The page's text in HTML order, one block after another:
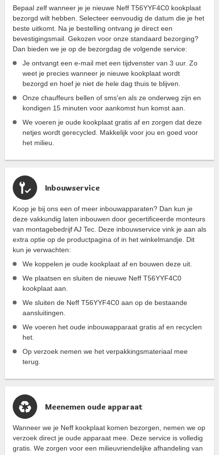
Bepaal zelf wanneer je je nieuwe Neff T56YYF4C0 kookplaat
bezorgd wilt hebben. Selecteer eenvoudig de datum die je het
beste uitkomt. Na je bestelling ontvang je direct een
bevestigingsmail. Gekozen voor onze standaard bezorging?
Dan bieden we je op de bezorgdag de volgende service:
Je ontvangt een e-mail met een tijdvenster van 3 uur. Zo
weet je precies wanneer je nieuwe kookplaat wordt
bezorgd en hoef je niet de hele dag thuis te blijven.
Onze chauffeurs bellen of sms'en als ze onderweg zijn en
kondigen 15 minuten voor aankomst hun komst aan.
We voeren je oude kookplaat gratis af en zorgen dat deze
netjes wordt gerecycled. Makkelijk voor jou en goed voor
het milieu.
Inbouwservice
Koop je bij ons een of meer inbouwapparaten? Dan kun je
deze vakkundig laten inbouwen door gecertificeerde monteurs
van montagebedrijf AJ Tec. Deze inbouwservice vink je aan als
extra optie op de productpagina of in het winkelmandje. Dit
kun je verwachten:
We koppelen je oude kookplaat af en bouwen deze uit.
We plaatsen en sluiten de nieuwe Neff T56YYF4C0
kookplaat aan.
We sluiten de Neff T56YYF4C0 aan op de bestaande
aansluitingen.
We voeren het oude inbouwapparaat gratis af en recyclen
het.
Op verzoek nemen we het verpakkingsmateriaal mee
terug.
Meenemen oude apparaat
Wanneer we je Neff kookplaat komen bezorgen, nemen we op
verzoek direct je oude apparaat mee. Deze service is volledig
gratis. We zorgen voor een milieuvriendelijke afhandeling van